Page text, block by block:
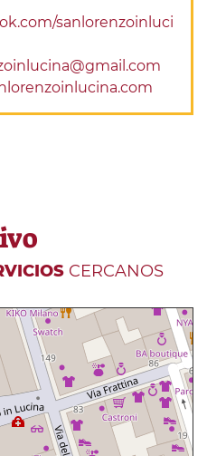
sanlorenzoinluci
CERCANOS